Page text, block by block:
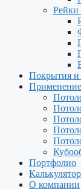
Рейки
Покрытия и
Применение
Портфолио
Калькулятор
О компании